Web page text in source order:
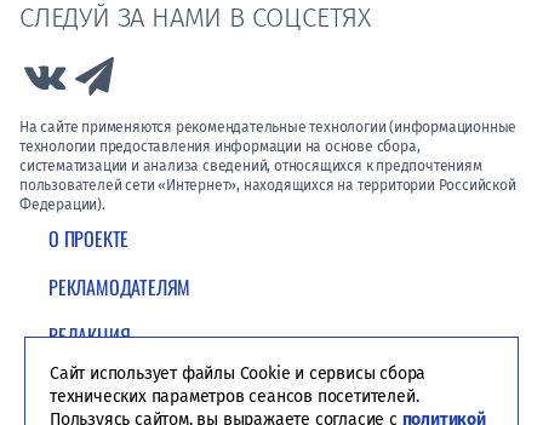
О ПРОЕКТЕ
РЕКЛАМОДАТЕЛЯМ
РЕДАКЦИЯ
ПОЛИТИКА КОНФИДЕНЦИАЛЬНОСТИ
СЛЕДУЙ ЗА НАМИ В СОЦСЕТЯХ
Link to Vk
На сайте применяются рекомендательные технологии (информационные
технологии предоставления информации на основе сбора,
систематизации и анализа сведений, относящихся к предпочтениям
пользователей сети «Интернет», находящихся на территории Российской
Федерации).
Сайт использует файлы Cookie и сервисы сбора
технических параметров сеансов посетителей.
Пользуясь сайтом, вы выражаете согласие с политикой